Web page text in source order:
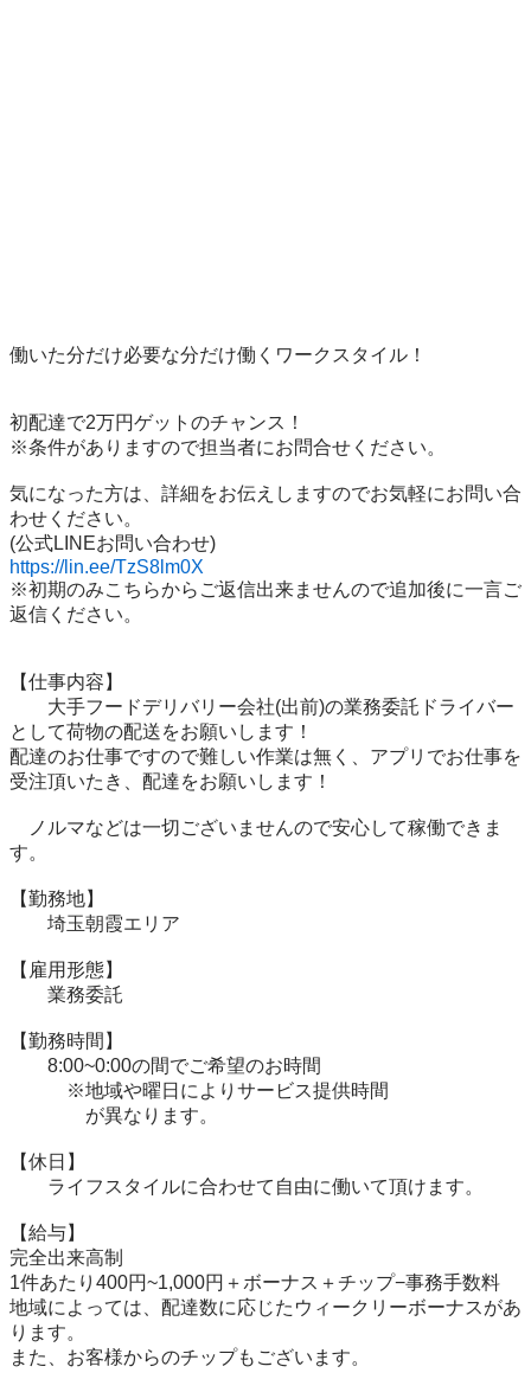
働いた分だけ必要な分だけ働くワークスタイル！
初配達で2万円ゲットのチャンス！
※条件がありますので担当者にお問合せください。
気になった方は、詳細をお伝えしますのでお気軽にお問い合
わせください。
https://lin.ee/TzS8lm0X
※初期のみこちらからご返信出来ませんので追加後に一言ご
返信ください。
【仕事内容】
大手フードデリバリー会社(出前)の業務委託ドライバー
として荷物の配送をお願いします！
配達のお仕事ですので難しい作業は無く、アプリでお仕事を
受注頂いたき、配達をお願いします！
ノルマなどは一切ございませんので安心して稼働できま
す。
【勤務地】
埼玉朝霞エリア
【雇用形態】
業務委託
【勤務時間】
8:00~0:00の間でご希望のお時間
※地域や曜日によりサービス提供時間
が異なります。
【休日】
ライフスタイルに合わせて自由に働いて頂けます。
【給与】
完全出来高制
1件あたり400円~1,000円＋ボーナス＋チップ−事務手数料
地域によっては、配達数に応じたウィークリーボーナスがあ
ります。
また、お客様からのチップもございます。